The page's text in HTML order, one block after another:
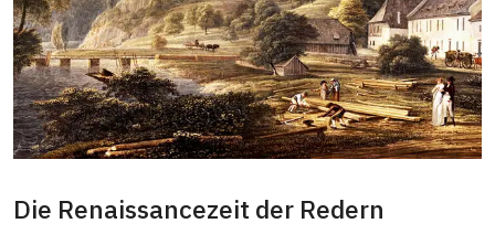
Die Renaissancezeit der Redern